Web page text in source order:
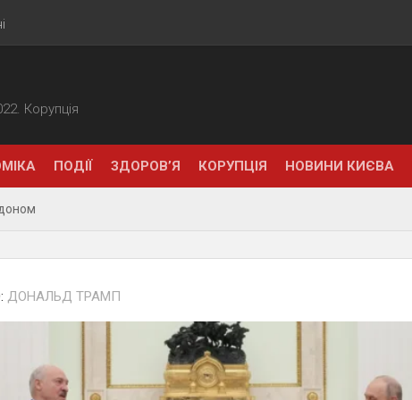
Корупція
ПОДІЇ ЗДОРОВ’Я КОРУПЦІЯ НОВИНИ КИЄВА
ДОНАЛЬД ТРАМП